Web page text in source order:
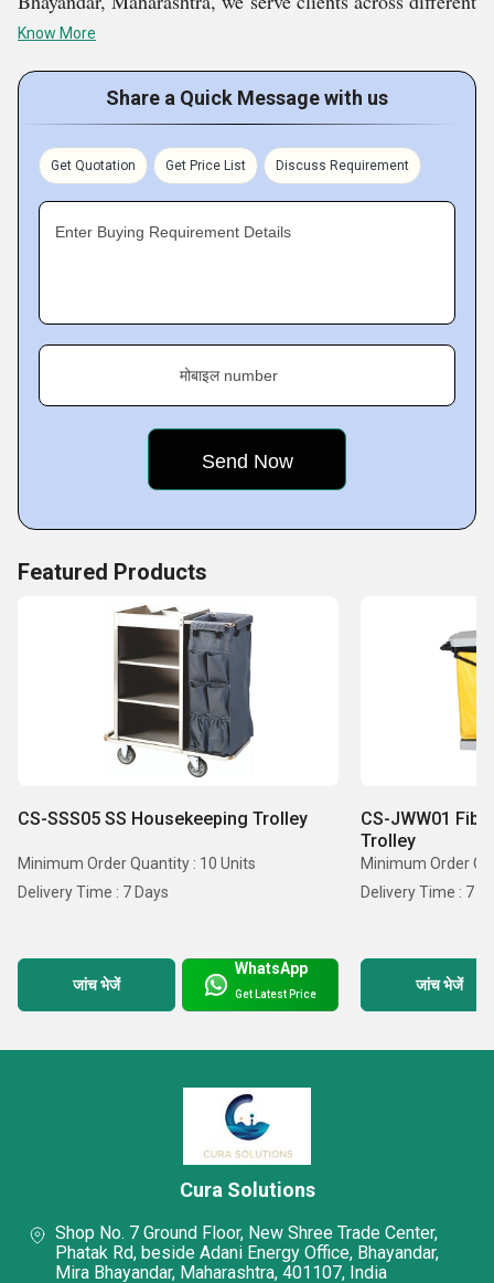
geographies, making sure that their needs for
dependable, innovative, and efficient solutions are always
taken care of.
We concentrate on top-quality products, superior service,
and customized solutions, guaranteeing our customers
receive the highest in performance and value.
Know More
Share a Quick Message with us
Get Quotation Get Price List Discuss Requirement
Enter Buying Requirement Details
मोबाइल number
Featured Products
CS-SSS05 SS Housekeeping Trolley
Minimum Order Quantity : 10 Units
Delivery Time : 7 Days
जांच भेजें
WhatsApp
Get Latest Price
CS-JWW01
Trolley
Minimum Order
Delivery Time : 7
जांच भेजें
Cura Solutions
Shop No. 7 Ground Floor, New Shree Trade Center,
Phatak Rd, beside Adani Energy Office, Bhayandar,
Mira Bhayandar, Maharashtra, 401107, India